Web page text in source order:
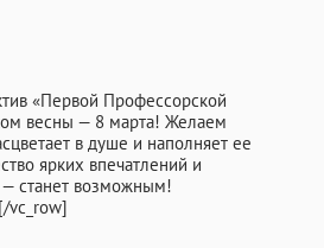
INFO@PROFCLINIC.RU
«Первой Профессорской
весны — 8 марта! Желаем
в душе и наполняет ее
ярких впечатлений и
станет возможным!
vc_row]